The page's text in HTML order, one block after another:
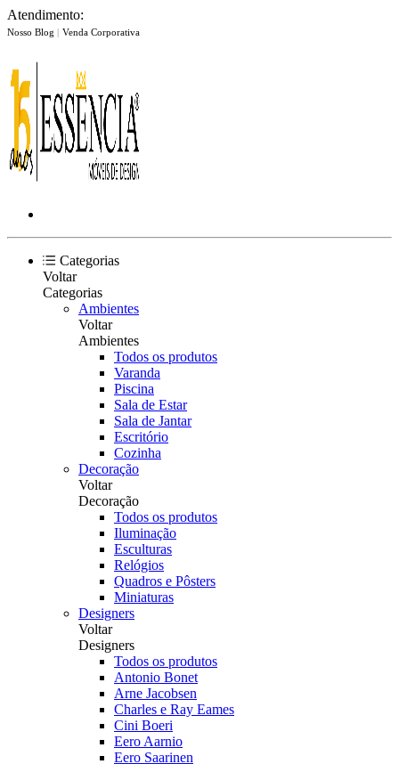
Atendimento:
Nosso Blog | Venda Corporativa
Categorias
Voltar
Categorias
Ambientes
Voltar
Ambientes
Todos os produtos
Varanda
Piscina
Sala de Estar
Sala de Jantar
Escritório
Cozinha
Decoração
Voltar
Decoração
Todos os produtos
Iluminação
Esculturas
Relógios
Quadros e Pôsters
Miniaturas
Designers
Voltar
Designers
Todos os produtos
Antonio Bonet
Arne Jacobsen
Charles e Ray Eames
Cini Boeri
Eero Aarnio
Eero Saarinen